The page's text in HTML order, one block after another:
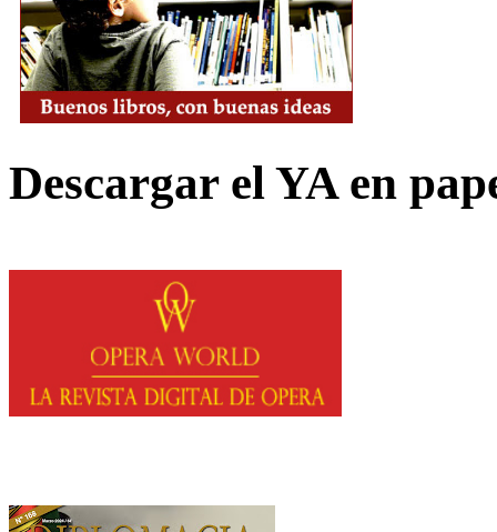
Descargar el YA en